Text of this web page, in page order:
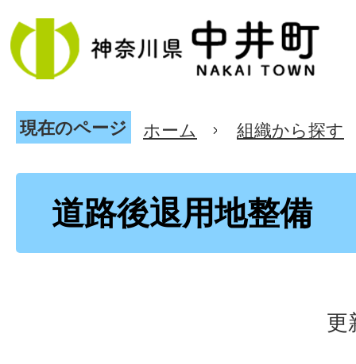
現在のページ ホーム 組織から探す
道路後退用地整備
更